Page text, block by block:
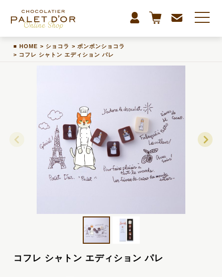
HOME > ショコラ > ボンボンショコラ
> コフレ シャトン エディション パレ
コフレ シャトン エディション パレ